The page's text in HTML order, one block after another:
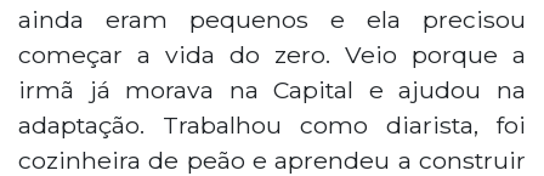
ainda eram pequenos e ela precisou
começar a vida do zero. Veio porque a
irmã já morava na Capital e ajudou na
adaptação. Trabalhou como diarista, foi
cozinheira de peão e aprendeu a construir